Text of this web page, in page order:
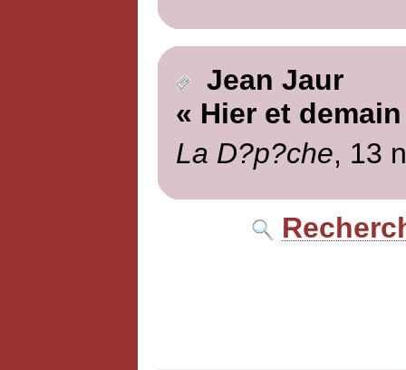
Jean Jaur
« Hier et
La D?p?che, 13